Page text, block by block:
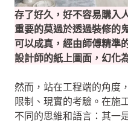
存了好久，好不容易購入
重要的莫過於透過裝修的
可以成真，經由師傅精準
設計師的紙上圖面，幻化
然而，站在工程端的角度
限制、現實的考驗。在施
不同的思維和語言：其一